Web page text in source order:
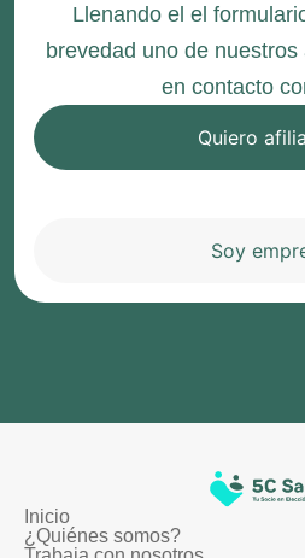
Llenando el el
brevedad uno de
en contacto
Quiero
Soy
Inicio
¿Quiénes somos?